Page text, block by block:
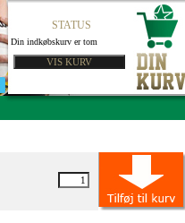
STATUS
Din indkøbskurv er tom